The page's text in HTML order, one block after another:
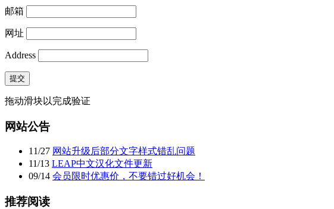
邮箱
网址
Address
提交
拖动滑块以完成验证
网站公告
11/27 网站升级后部分文字样式错乱问题
11/13 LEAP中文汉化文件更新
09/14 会员限时优惠价，不要错过好机会！
推荐阅读